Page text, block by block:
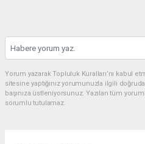
Yorum yazarak Topluluk Kuralları’nı kabul
sitesine yaptığınız yorumunuzla ilgili
başınıza üstleniyorsunuz. Yazılan tüm
sorumlu tutulamaz.